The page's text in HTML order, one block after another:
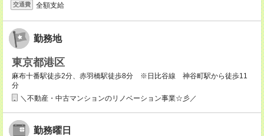
交通費 全額支給
勤務地
東京都港区
麻布十番駅徒歩2分、赤羽橋駅徒歩8分 ※日比谷線 神谷町駅から徒歩11
分
＼不動産・中古マンションのリノベーション事業☆彡／
勤務曜日